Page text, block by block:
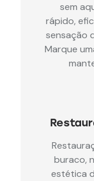
sem
rápido,
sensação
Marque
buraco,
estética